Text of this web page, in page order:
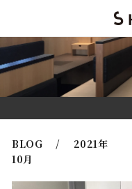
BLOG / 2021年
10月